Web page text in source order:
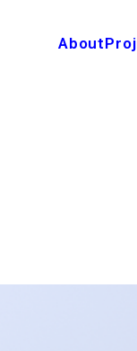
About